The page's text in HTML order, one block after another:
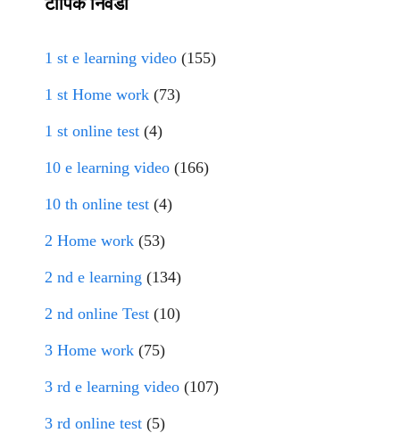
1 st e learning video (155)
1 st Home work (73)
1 st online test (4)
10 e learning video (166)
10 th online test (4)
2 Home work (53)
2 nd e learning (134)
2 nd online Test (10)
3 Home work (75)
3 rd e learning video (107)
3 rd online test (5)